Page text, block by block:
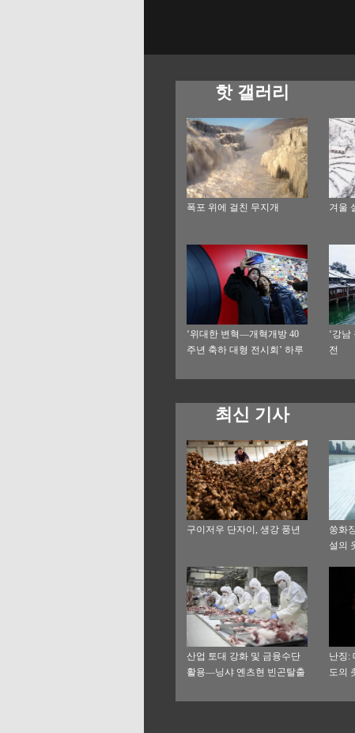
핫 갤러리
폭포 위에 걸친 무지개 겨울
‘위대한 변혁—개혁개방 40
주년 축하 대형 전시회’ 하루
‘강남
전
최신 기사
구이저우 단자이, 생강 풍년
쑹화
설의
산업 토대 강화 및 금융수단
활용—닝샤 옌츠현 빈곤탈출
난징:
도의